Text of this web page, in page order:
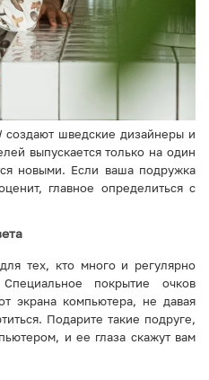
создают шведские дизайнеры и
выпускается только на один
новыми. Если ваша подружка
главное определиться с
тех, кто много и регулярно
покрытие очков
экрана компьютера, не давая
Подарите такие подруге,
и ее глаза скажут вам